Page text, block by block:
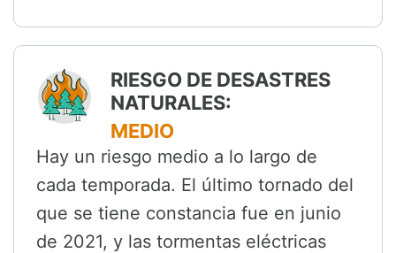
RIESGO DE DESASTRES
NATURALES:
MEDIO
Hay un riesgo medio a lo largo de
cada temporada. El último tornado del
que se tiene constancia fue en junio
de 2021, y las tormentas eléctricas